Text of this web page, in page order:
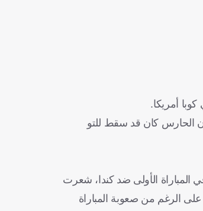
أمريكا.
أن الحارس كان قد سقط للتو
المباراة الأولى ضد كندا، شعرت
الرغم من صعوبة المباراة